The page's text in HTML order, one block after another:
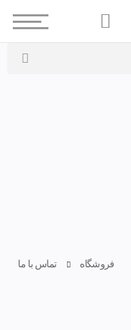
فروشگاه
تماس با ما